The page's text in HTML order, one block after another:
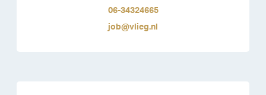
06-34324665
job@vlieg.nl